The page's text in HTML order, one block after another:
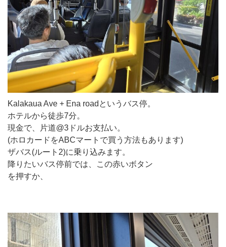
Kalakaua Ave + Ena roadというバス停。
ホテルから徒歩7分。
現金で、片道@3ドルお支払い。
(ホロカードをABCマートで買う方法もあります)
ザバス(ルート2)に乗り込みます。
降りたいバス停前では、この赤いボタン
を押すか、